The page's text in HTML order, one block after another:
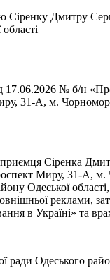
Сіренку Дмитру
17.06.2026 № б/н
31-А, м.
Сіренка
Миру, 31-А,
Одеської
реклами,
в Україні» та
ради Одеського